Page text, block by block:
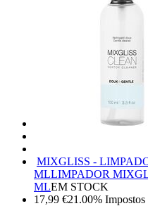
MIXGLISS -
MLLIMPADOR
MLEM STOCK
17,99 €21.00%